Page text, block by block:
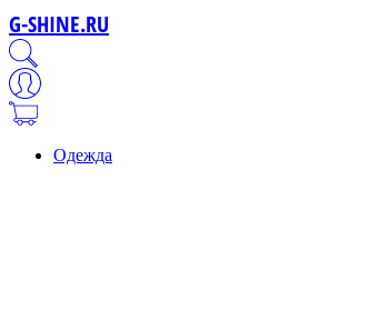
G-SHINE.RU
Одежда